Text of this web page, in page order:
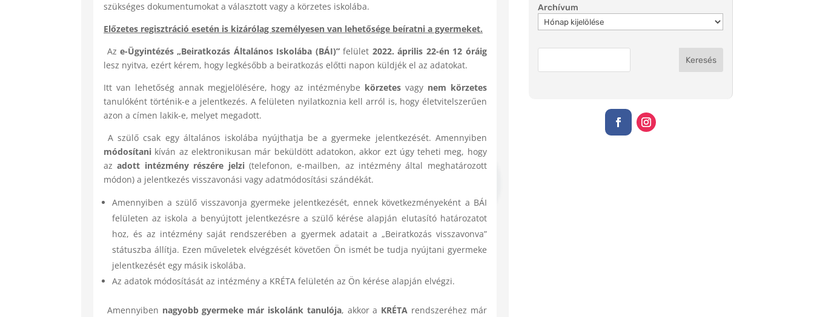
szükséges dokumentumokat a választott vagy a körzetes iskolába.
Előzetes regisztráció esetén is kizárólag személyesen van lehetősége beíratni a gyermeket.
Aze-Ügyintézés „Beiratkozás Általános Iskolába (BÁI)”felület 2022. április 22-én 12 óráig
lesz nyitva, ezért kérem, hogy legkésőbb a beiratkozás előtti napon küldjék el az adatokat.
Itt van lehetőség annak megjelölésére, hogy az intézménybe körzetes vagy nem körzetes
tanulóként történik-e a jelentkezés. A felületen nyilatkoznia kell arról is, hogy életvitelszerűen
azon a címen lakik-e, melyet megadott.
A szülő csak egy általános iskolába nyújthatja be a gyermeke jelentkezését. Amennyiben
módosítani kíván az elektronikusan már beküldött adatokon, akkor ezt úgy teheti meg, hogy
azadott intézmény részére jelzi(telefonon, e-mailben, az intézmény által meghatározott
módon) a jelentkezés visszavonási vagy adatmódosítási szándékát.
Amennyiben a szülő visszavonja gyermeke jelentkezését, ennek következményeként a BÁI
felületen az iskola a benyújtott jelentkezésre a szülő kérése alapján elutasító határozatot
hoz, és az intézmény saját rendszerében a gyermek adatait a „Beiratkozás visszavonva”
státuszba állítja. Ezen műveletek elvégzését követően Ön ismét be tudja nyújtani gyermeke
jelentkezését egy másik iskolába.
Az adatok módosítását az intézmény a KRÉTA felületén az Ön kérése alapján elvégzi.
Amennyiben nagyobb gyermeke már iskolánk tanulója, akkor a KRÉTA rendszeréhez már
Archívum
Keresés